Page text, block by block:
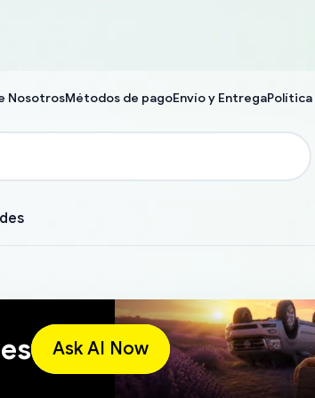
NosotrosMétodos de pagoEnvío y EntregaPolítica
Ask AI Now